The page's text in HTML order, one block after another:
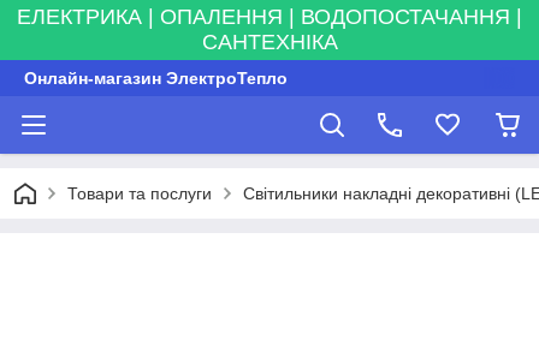
ЕЛЕКТРИКА | ОПАЛЕННЯ | ВОДОПОСТАЧАННЯ |
САНТЕХНІКА
Онлайн-магазин ЭлектроТепло
Товари та послуги Світильники накладні декоративні